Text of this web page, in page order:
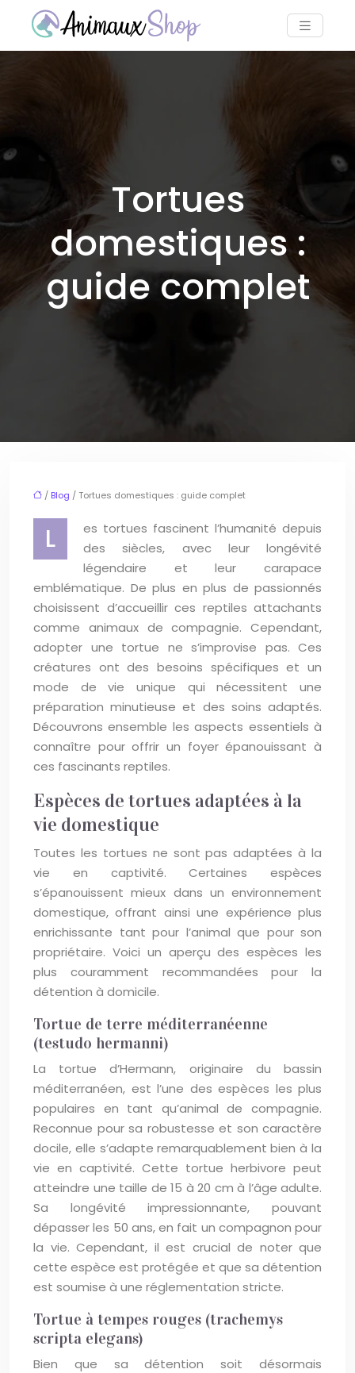
Tortues
domestiques :
guide complet
/ Blog / Tortues domestiques : guide complet
L
es tortues fascinent l’humanité depuis
des siècles, avec leur longévité
légendaire et leur carapace
emblématique. De plus en plus de passionnés
choisissent d’accueillir ces reptiles attachants
comme animaux de compagnie. Cependant,
adopter une tortue ne s’improvise pas. Ces
créatures ont des besoins spécifiques et un
mode de vie unique qui nécessitent une
préparation minutieuse et des soins adaptés.
Découvrons ensemble les aspects essentiels à
connaître pour offrir un foyer épanouissant à
ces fascinants reptiles.
Espèces de tortues adaptées à la
vie domestique
Toutes les tortues ne sont pas adaptées à la
vie en captivité. Certaines espèces
s’épanouissent mieux dans un environnement
domestique, offrant ainsi une expérience plus
enrichissante tant pour l’animal que pour son
propriétaire. Voici un aperçu des espèces les
plus couramment recommandées pour la
détention à domicile.
Tortue de terre méditerranéenne
(testudo hermanni)
La tortue d’Hermann, originaire du bassin
méditerranéen, est l’une des espèces les plus
populaires en tant qu’animal de compagnie.
Reconnue pour sa robustesse et son caractère
docile, elle s’adapte remarquablement bien à la
vie en captivité. Cette tortue herbivore peut
atteindre une taille de 15 à 20 cm à l’âge adulte.
Sa longévité impressionnante, pouvant
dépasser les 50 ans, en fait un compagnon pour
la vie. Cependant, il est crucial de noter que
cette espèce est protégée et que sa détention
est soumise à une réglementation stricte.
Tortue à tempes rouges (trachemys
scripta elegans)
Bien que sa détention soit désormais